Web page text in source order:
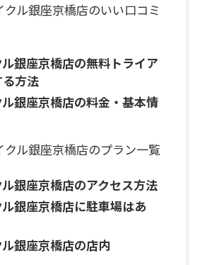
クル銀座京橋店のいい口コミ
銀座京橋店の無料トライア
方法
銀座京橋店の料金・基本情
クル銀座京橋店のプラン一覧
銀座京橋店のアクセス方法
銀座京橋店に駐車場はあ
銀座京橋店の店内